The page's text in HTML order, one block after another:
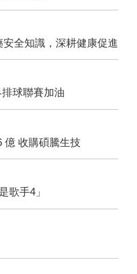
全知識，深耕健康促進
球聯賽加油
億 收購碩騰生技
歌手4」